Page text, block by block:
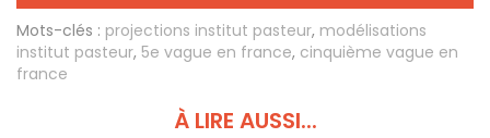
Mots-clés : projections institut pasteur, modélisations
institut pasteur, 5e vague en france, cinquième vague en
france
À LIRE AUSSI...